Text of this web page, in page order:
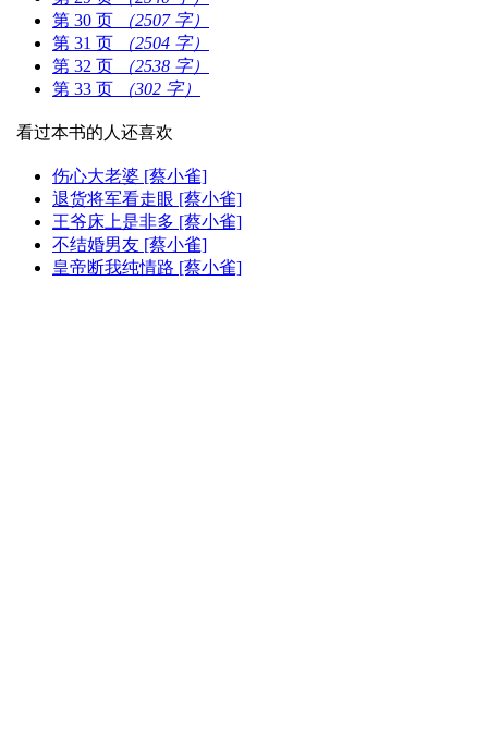
第 30 页
（2507 字）
第 31 页
（2504 字）
第 32 页
（2538 字）
第 33 页
（302 字）
看过本书的人还喜欢
伤心大老婆 [蔡小雀]
退货将军看走眼 [蔡小雀]
王爷床上是非多 [蔡小雀]
不结婚男友 [蔡小雀]
皇帝断我纯情路 [蔡小雀]